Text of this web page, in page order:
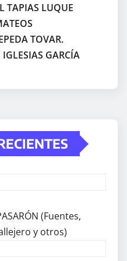
TAPIAS LUQUE
TOVAR.
GARCÍA
(Fuentes,
y otros)